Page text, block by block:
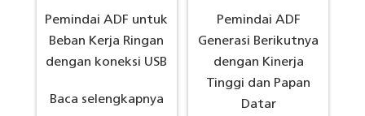
Pemindai ADF untuk
Beban Kerja Ringan
dengan koneksi USB
Baca selengkapnya
Pemindai ADF
Generasi Berikutnya
dengan Kinerja
Tinggi dan Papan
Datar